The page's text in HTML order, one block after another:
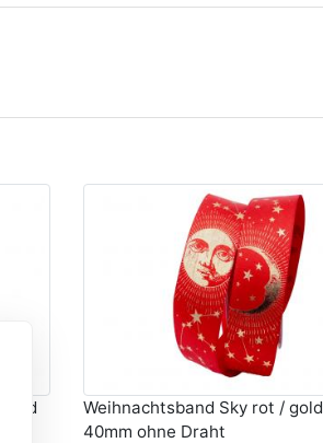
Weihnachtsband Sky rot / gold
40mm ohne Draht